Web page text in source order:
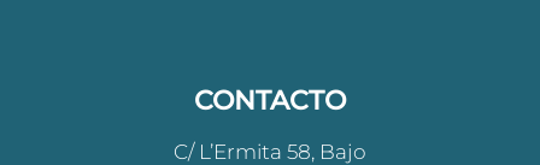
CONTACTO
C/ L’Ermita 58, Bajo